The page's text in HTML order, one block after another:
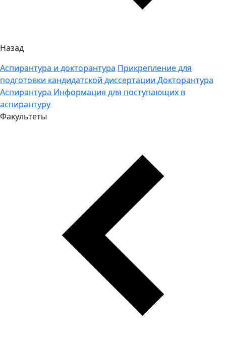
Назад
Аспирантура и докторантура Прикрепление для
подготовки кандидатской диссертации Докторантура
Аспирантура Информация для поступающих в
аспирантуру
Факультеты